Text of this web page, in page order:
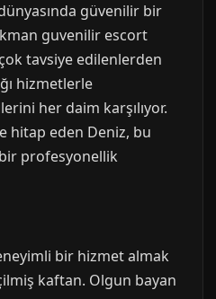
güvenilir bir
guvenilir escort
tavsiye edilenlerden
hizmetlerle
her daim karşılıyor.
hitap eden Deniz, bu
profesyonellik
bir hizmet almak
kaftan. Olgun bayan